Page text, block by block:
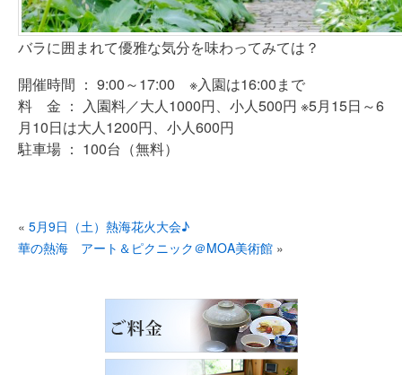
バラに囲まれて優雅な気分を味わってみては？
開催時間 ： 9:00～17:00 ※入園は16:00まで
料 金 ： 入園料／大人1000円、小人500円 ※5月15日～6
月10日は大人1200円、小人600円
駐車場 ： 100台（無料）
« 5月9日（土）熱海花火大会♪
華の熱海 アート＆ピクニック＠MOA美術館»